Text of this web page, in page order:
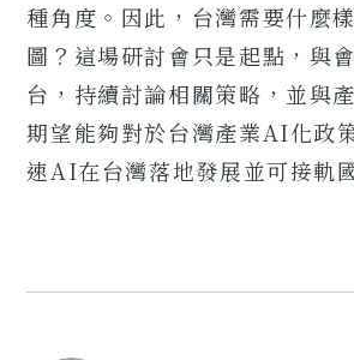
種角度。因此，台灣需要什麼
圖？這場研討會只是起點，與
台，持續討論相關策略，並與
期望能夠對於台灣產業AI化政
速AI在台灣落地發展並可接軌